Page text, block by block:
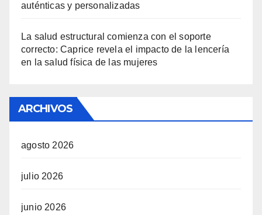
auténticas y personalizadas
La salud estructural comienza con el soporte
correcto: Caprice revela el impacto de la lencería
en la salud física de las mujeres
ARCHIVOS
agosto 2026
julio 2026
junio 2026